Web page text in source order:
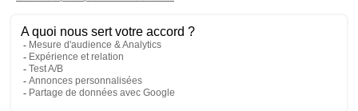
19€47 Tarif Kiosque :
Tarif France métropolitaine
Renouvellement à date d’anniversaire